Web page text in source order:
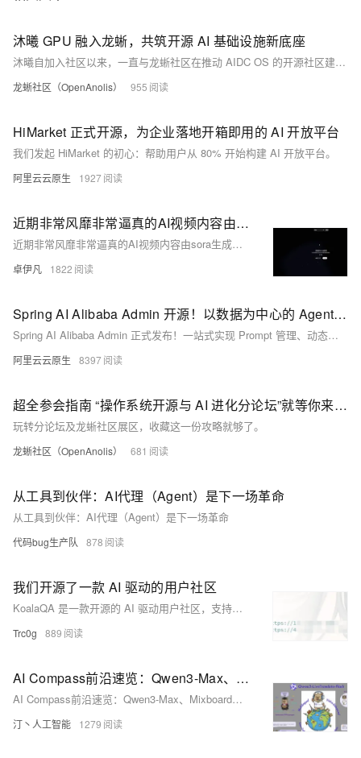
沐曦 GPU 融入龙蜥，共筑开源 AI 基础设施新底座
沐曦自加入社区以来，一直与龙蜥社区在推动 AIDC OS 的开源社区建设等方面保持合作。
龙蜥社区（OpenAnolis） 955
HiMarket 正式开源，为企业落地开箱即用的 AI 开放平台
我们发起 HiMarket 的初心：帮助用户从 80% 开始构建 AI 开放平台。
阿里云云原生 1927
近期非常风靡非常逼真的AI视频内容由sora生成的视频是怎么回事？-优雅草卓伊凡
近期非常风靡非常逼真的AI视频内容由sora生成的视频是怎么回事？-优雅草卓伊凡
卓伊凡 1822
Spring AI Alibaba Admin 开源！以数据为中心的 Agent 开发平台
Spring AI Alibaba Admin 正式发布！一站式实现 Prompt 管理、动态热更新、评测集构建、自动化评估与全链路可观测，助力企业高效构建可信赖的 AI Agent 应用。开源共建，现已上线！
阿里云云原生 8397
超全参会指南 “操作系统开源与 AI 进化分论坛”就等你来 | 2025 云栖大会
玩转分论坛及龙蜥社区展区，收藏这一份攻略就够了。
龙蜥社区（OpenAnolis） 681
从工具到伙伴：AI代理（Agent）是下一场革命
从工具到伙伴：AI代理（Agent）是下一场革命
代码bug生产队 878
我们开源了一款 AI 驱动的用户社区
KoalaQA 是一款开源的 AI 驱动用户社区，支持智能问答、语义搜索、自动运营与辅助创作，助力企业降低客服成本，提升响应效率与用户体验。一键部署，灵活接入大模型，快速构建专属售后服务社区。
Trc0g 889
AI Compass前沿速览：Qwen3-Max、Mixboard、Qwen3-VL、Audio2Face、Vidu Q2 AI视频生成模型、Qwen3-LiveTranslate-全模态同传大模型
AI Compass前沿速览：Qwen3-Max、Mixboard、Qwen3-VL、Audio2Face、Vidu Q2 AI视频生成模型、Qwen3-LiveTranslate-全模态同传大模型
汀丶人工智能 1279